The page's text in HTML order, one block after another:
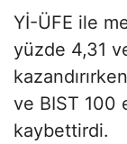
Yİ-ÜFE ile
yüzde 4,31
ve BIST 100
kaybettirdi.